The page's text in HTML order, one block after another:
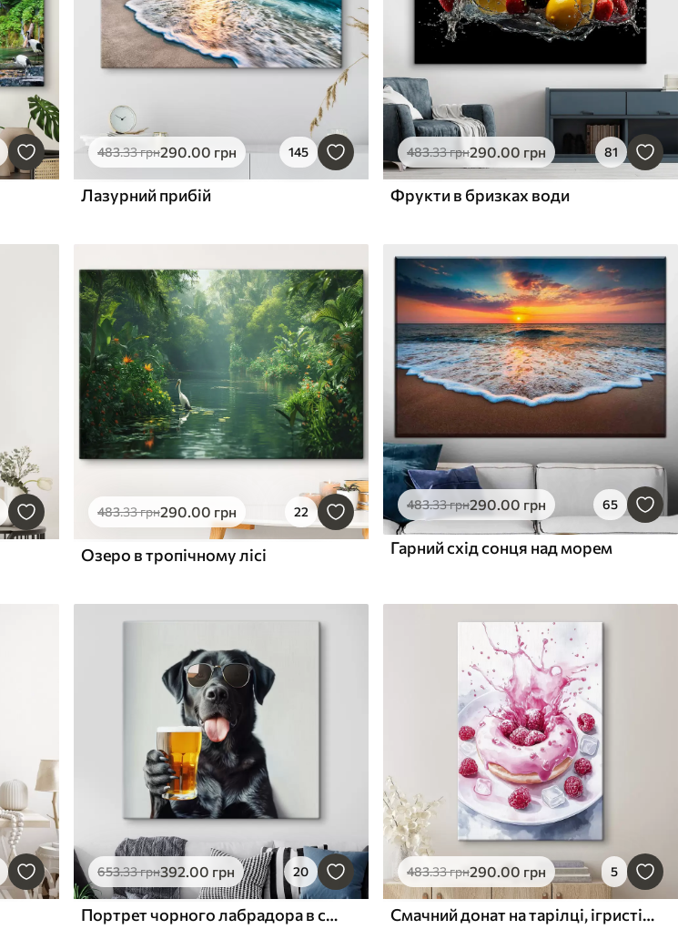
483.33грн290 .00 грн 145
Лазурний прибій
483.33грн290 .00 грн 81
Фрукти в бризках води
483.33грн290 .00 грн 22
Озеро в тропічному лісі
483.33грн290.00 грн 65
Гарний схід сонця над морем
653.33грн392 .00 грн 20
Портрет чорного лабрадора в сонцезахисних окулярах і тримає пінту пива, дивлячись прямо в камеру
483.33грн290 .00 грн 5
Смачний донат на тарілці, ігристі вершки, малина, лід